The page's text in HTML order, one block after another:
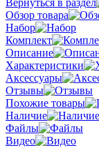
Вернуться в раздел
Обзор товара
Набор
Комплект
Описание
Характеристики
Аксессуары
Отзывы
Похожие товары
Наличие
Файлы
Видео